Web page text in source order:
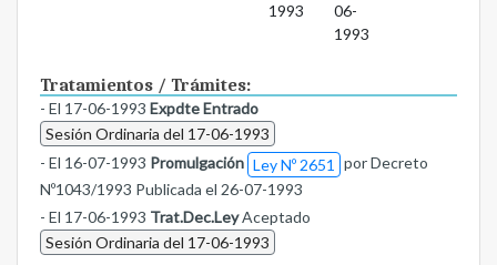
1993
06-
1993
Tratamientos / Trámites:
- El 17-06-1993 Expdte Entrado
Sesión Ordinaria del 17-06-1993
- El 16-07-1993 Promulgación Ley Nº 2651
por Decreto
Nº1043/1993 Publicada el 26-07-1993
- El 17-06-1993 Trat.Dec.LeyAceptado
Sesión Ordinaria del 17-06-1993